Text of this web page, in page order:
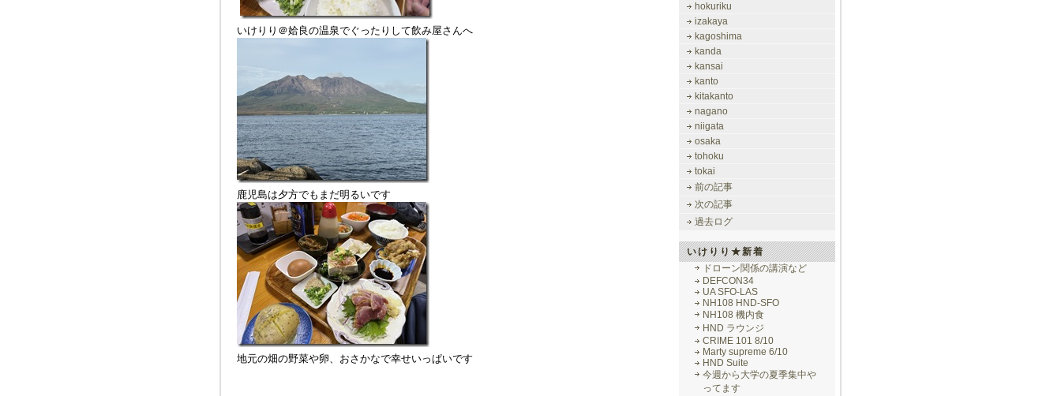
いけりり＠姶良の温泉でぐったりして飲み屋さんへ
鹿児島は夕方でもまだ明るいです
地元の畑の野菜や卵、おさかなで幸せいっぱいです
hokuriku
izakaya
kagoshima
kanda
kansai
kanto
kitakanto
nagano
niigata
osaka
tohoku
tokai
前の記事
次の記事
過去ログ
いけりり★新着
ドローン関係の講演など
DEFCON34
UA SFO-LAS
NH108 HND-SFO
NH108 機内食
HND ラウンジ
CRIME 101 8/10
Marty supreme 6/10
HND Suite
今週から大学の夏季集中や
ってます